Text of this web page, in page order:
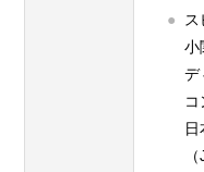
小
デ
コ